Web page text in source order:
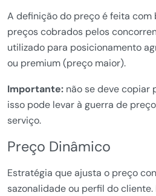
A definição do preço é feita com
preços cobrados pelos
utilizado para posicionamento
ou premium (preço maior).
Importante: não se deve copiar
isso pode levar à guerra de
serviço.
Preço Dinâmico
Estratégia que ajusta o preço
sazonalidade ou perfil do